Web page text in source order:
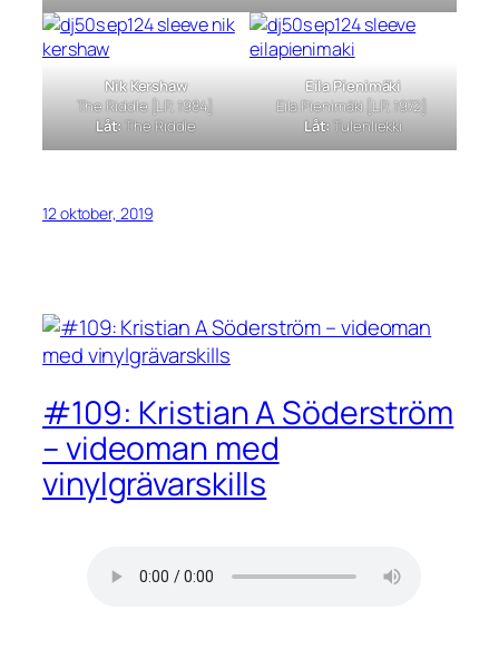
Nik Kershaw
The Riddle [LP, 1984]
Låt: The Riddle
Eila Pienimäki
Eila Pienimäki [LP, 1972]
Låt: Tulenliekki
12 oktober, 2019
#109: Kristian A Söderström
– videoman med
vinylgrävarskills